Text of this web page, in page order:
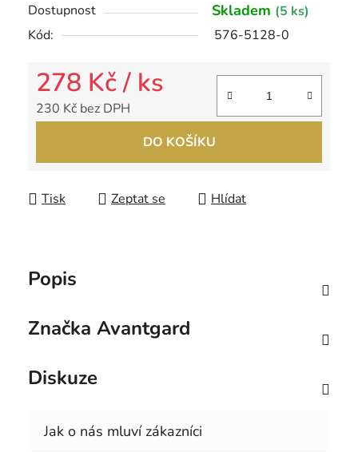
Dostupnost Skladem (5 ks)
Kód:
576-5128-0
278 Kč/ ks
230 Kč bez DPH
DO KOŠÍKU
Tisk Zeptat se Hlídat
Popis
Značka Avantgard
Diskuze